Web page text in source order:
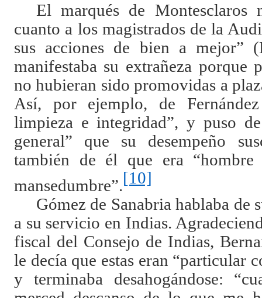
El marqués de Montesclaros
cuanto a los magistrados de la
sus acciones de bien a mejor”
manifestaba su extrañeza porque
no hubieran sido promovidas a
Así, por ejemplo, de
limpieza e integridad”, y puso
general” que su desempeño
también de él que era
mansedumbre”.[10]
Gómez de Sanabria hablaba de
a su servicio en Indias.
fiscal del Consejo de Indias,
le decía que estas eran “particular
y terminaba desahogándose: